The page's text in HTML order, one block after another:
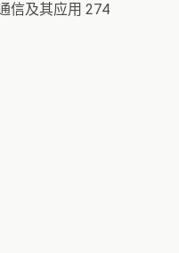
信及其应用 274